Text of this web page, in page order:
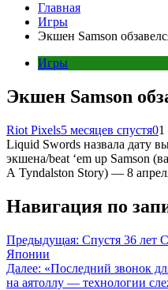
Главная
Игры
Экшен Samson
Игры
Экшен Samson
Riot Pixels5 месяцев спустя0
Liquid Swords назвала дату
экшена/beat ‘em up Samson
A Tyndalston Story) — 8
Навигация по
Предыдущая: Спустя 36 лет
Японии
Далее: «Последний звонок
на аятоллу — технологии